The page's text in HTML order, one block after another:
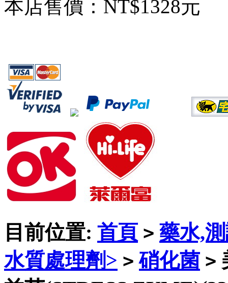
本店售價： NT$1328元
目前位置: 首頁 > 藥水,
水質處理劑> > 硝化菌 >